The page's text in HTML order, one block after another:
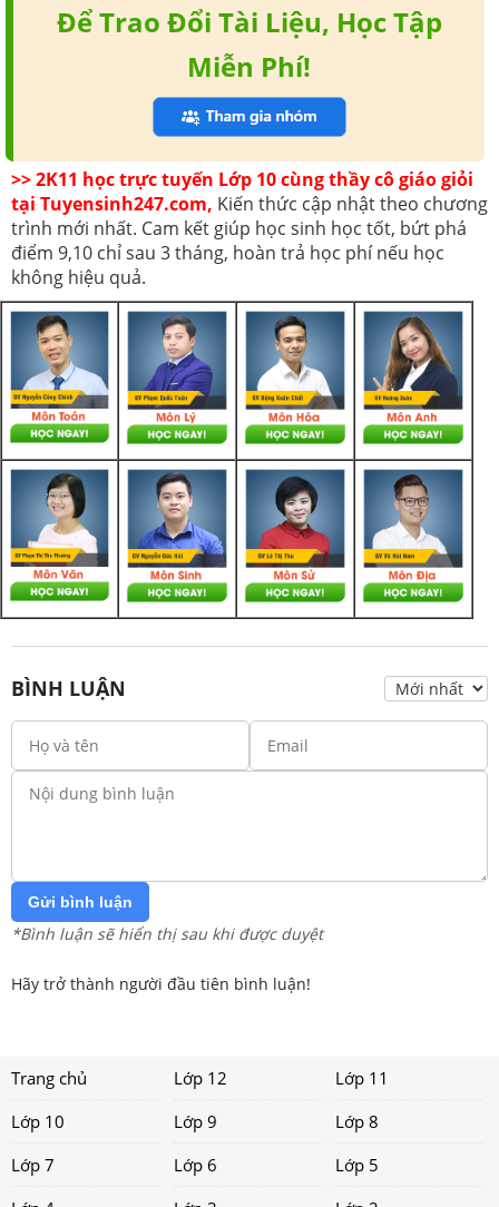
Để Trao Đổi Tài Liệu, Học Tập
Miễn Phí!
>> 2K11 học trực tuyến Lớp 10 cùng thầy cô giáo giỏi
tại Tuyensinh247.com, Kiến thức cập nhật theo chương
trình mới nhất. Cam kết giúp học sinh học tốt, bứt phá
điểm 9,10 chỉ sau 3 tháng, hoàn trả học phí nếu học
không hiệu quả.
BÌNH LUẬN
Gửi bình luận
*Bình luận sẽ hiển thị sau khi được duyệt
Hãy trở thành người đầu tiên bình luận!
Trang chủ Lớp 12
Lớp 11
Lớp 10
Lớp 9
Lớp 8
Lớp 7
Lớp 6
Lớp 5